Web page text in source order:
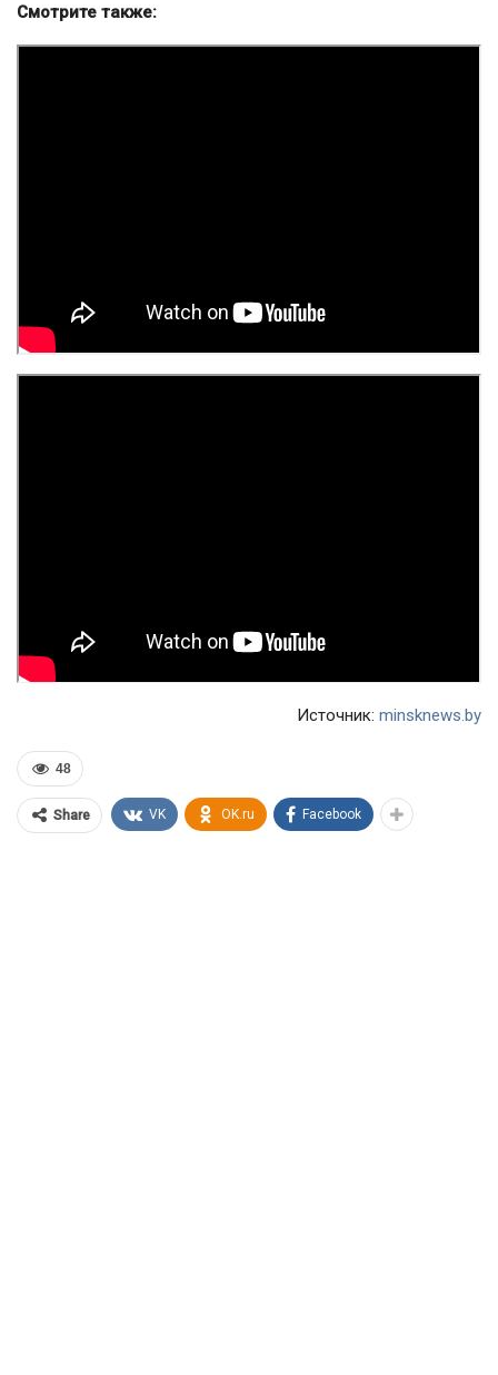
Смотрите также:
Источник: minsknews.by
48
Share VK OK.ru Facebook